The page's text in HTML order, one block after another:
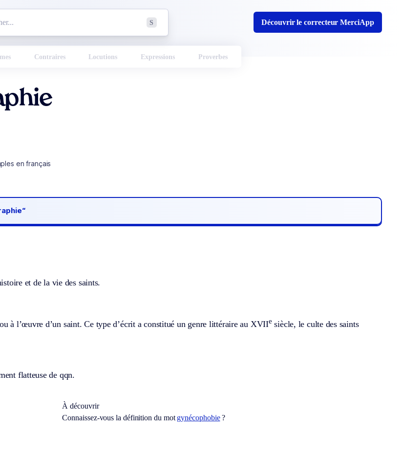
S Découvrir le correcteur MerciApp
Contraires Locutions Expressions Proverbes
en français
et de la vie des saints.
à l’œuvre d’un saint. Ce type d’écrit a constitué un genre littéraire au XVIIe siècle, le culte des saints
flatteuse de qqn.
À découvrir
Connaissez-vous la définition du mot gynécophobie?